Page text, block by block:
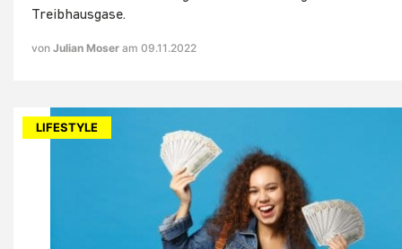
Treibhausgase.
von Julian Moser am 09.11.2022
LIFESTYLE